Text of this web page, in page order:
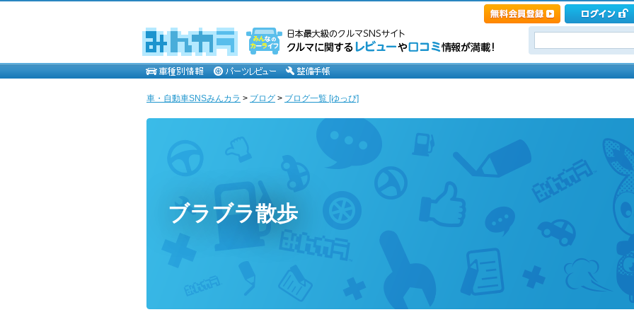
車・自動車SNSみんカラ > ブログ > ブログ一覧 [ゆっぴ]
ブラブラ散歩